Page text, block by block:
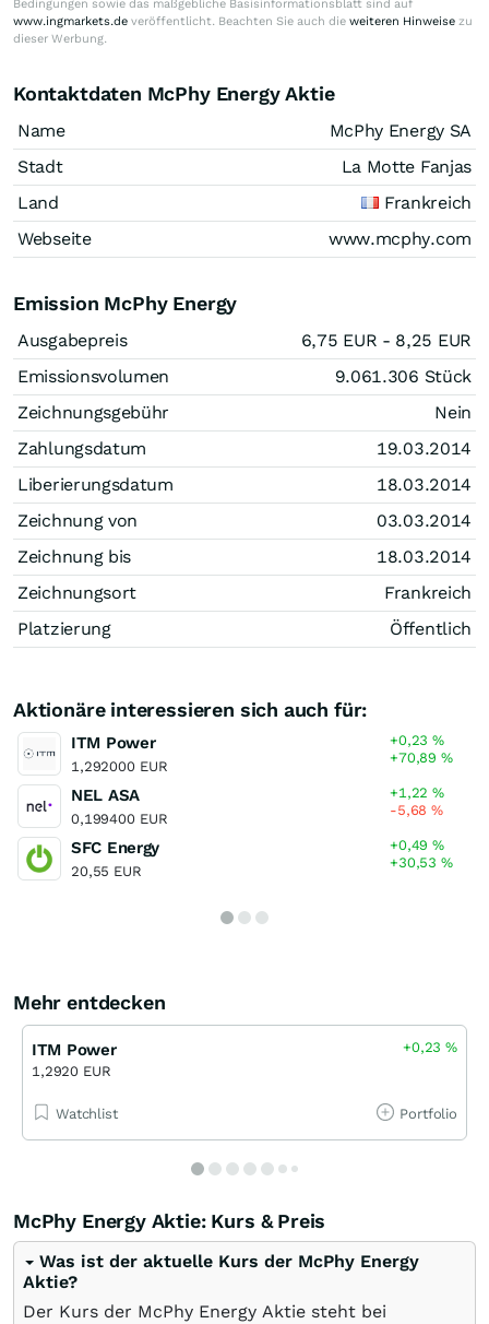
Bedingungen sowie das maßgebliche Basisinformationsblatt sind auf
www.ingmarkets.de veröffentlicht. Beachten Sie auch die weiteren Hinweise zu
dieser Werbung.
Kontaktdaten McPhy Energy Aktie
Name
McPhy Energy SA
Stadt
La Motte Fanjas
Land
Frankreich
Webseite
www.mcphy.com
Emission McPhy Energy
Ausgabepreis 6,75 EUR - 8,25 EUR
Emissionsvolumen
9.061.306 Stück
Zeichnungsgebühr
Nein
Zahlungsdatum
19.03.2014
Liberierungsdatum
18.03.2014
Zeichnung von
03.03.2014
Zeichnung bis
18.03.2014
Zeichnungsort
Frankreich
Platzierung
Öffentlich
Aktionäre interessieren sich auch für:
ITM Power
1,292000 EUR
+0,23%
+70,89%
NEL ASA
0,199400 EUR
+1,22%
-5,68%
SFC Energy
20,55 EUR
+0,49%
+30,53%
Mehr entdecken
ITM Power
1,2920 EUR
+0,23%
Watchlist Portfolio
McPhy Energy Aktie: Kurs & Preis
Was ist der aktuelle Kurs der McPhy Energy
Aktie?
Der Kurs der McPhy Energy Aktie steht bei